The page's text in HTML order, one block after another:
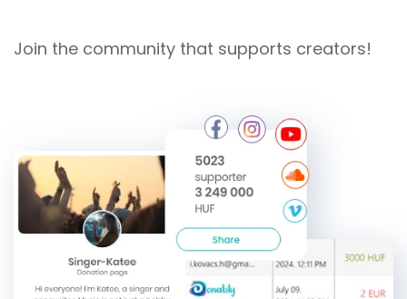
Join the community that supports creators!